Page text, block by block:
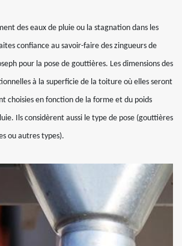
des eaux de pluie ou la stagnation dans les
confiance au savoir-faire des zingueurs de
pour la pose de gouttières. Les dimensions des
à la superficie de la toiture où elles seront
choisies en fonction de la forme et du poids
Ils considèrent aussi le type de pose (gouttières
ou autres types).